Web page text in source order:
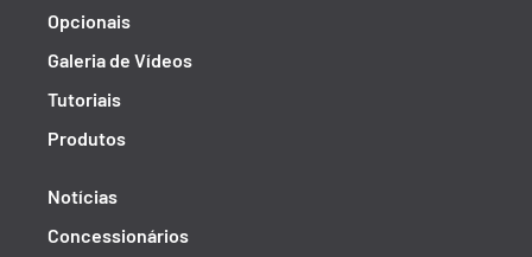
Opcionais
Galeria de Vídeos
Tutoriais
Produtos
Notícias
Concessionários